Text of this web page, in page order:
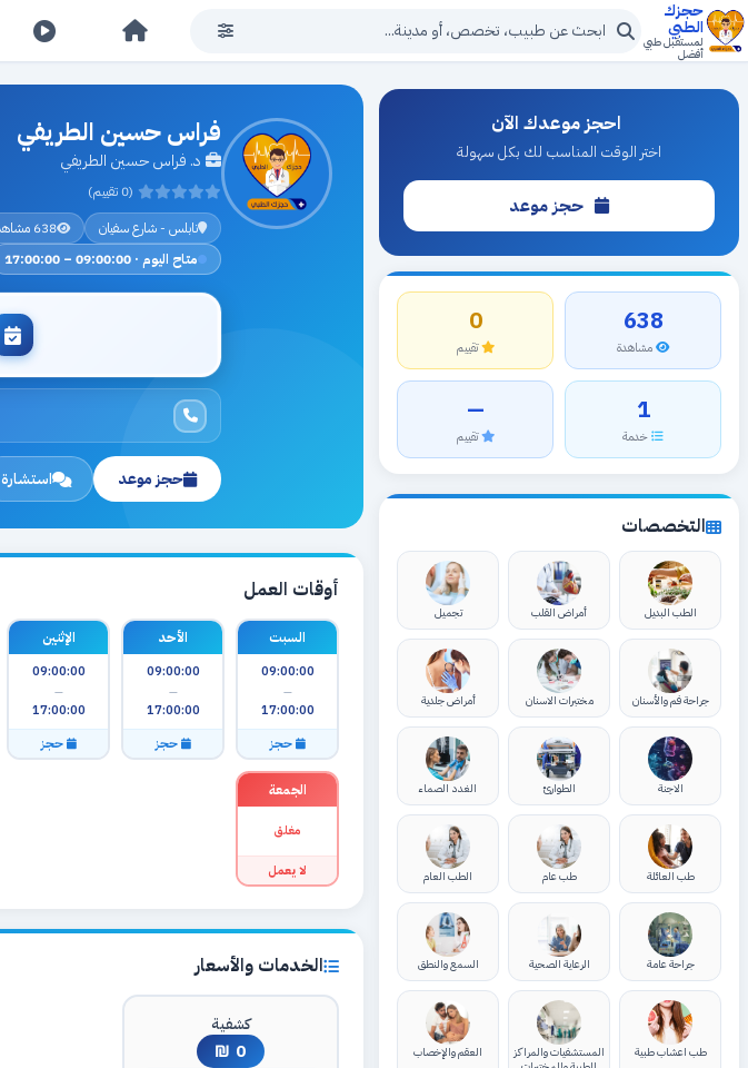
حجزك
الطبي
لمستقبل طبي
أفضل
احجز موعدك الآن
اختر الوقت المناسب لك بكل سهولة
حجز موعد
638
مشاهدة
0
تقييم
1
خدمة
—
تقييم
التخصصات
الطب البديل أمراض القلب تجميل
جراحة فم والأسنان مختبرات الاسنان أمراض جلدية
الاجنة الطوارئ الغدد الصماء
طب العائلة طب عام الطب العام
جراحة عامة الرعاية الصحية السمع والنطق
طب اعشاب طبية
المستشفيات والمراكز
العقم والإخصاب
فراس حسين الطريفي
د. فراس حسين الطريفي
(0 تقييم)
نابلس - شارع سفيان
638 مشاهدة
متاح اليوم · 09:00:00 – 17:00:00
حجز موعد استشارة
أوقات العمل
السبت
09:00:00
—
17:00:00
حجز
الأحد
09:00:00
—
17:00:00
حجز
الإثنين
09:00:00
—
17:00:00
حجز
الجمعة
مغلق
لا يعمل
الخدمات والأسعار
كشفية
0 ₪